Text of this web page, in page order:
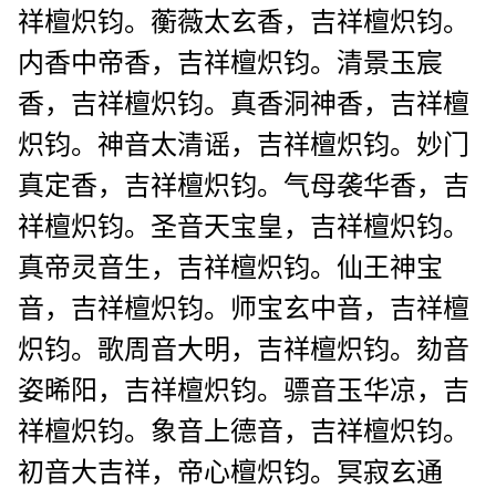
祥檀炽钧。蘅薇太玄香，吉祥檀炽钧。
内香中帝香，吉祥檀炽钧。清景玉宸
香，吉祥檀炽钧。真香洞神香，吉祥檀
炽钧。神音太清谣，吉祥檀炽钧。妙门
真定香，吉祥檀炽钧。气母袭华香，吉
祥檀炽钧。圣音天宝皇，吉祥檀炽钧。
真帝灵音生，吉祥檀炽钧。仙王神宝
音，吉祥檀炽钧。师宝玄中音，吉祥檀
炽钧。歌周音大明，吉祥檀炽钧。劾音
姿晞阳，吉祥檀炽钧。骠音玉华凉，吉
祥檀炽钧。象音上德音，吉祥檀炽钧。
初音大吉祥，帝心檀炽钧。冥寂玄通